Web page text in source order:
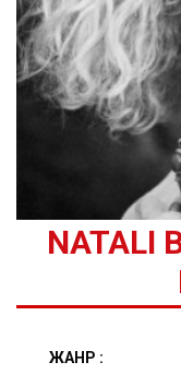
NATALI
ЖАНР :